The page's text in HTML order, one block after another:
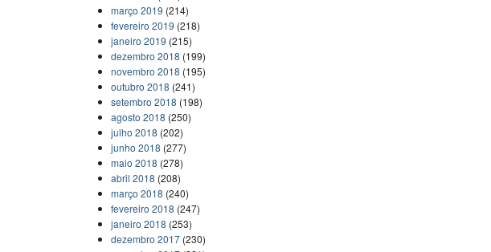
março 2019 (214)
fevereiro 2019 (218)
janeiro 2019 (215)
dezembro 2018 (199)
novembro 2018 (195)
outubro 2018 (241)
setembro 2018 (198)
agosto 2018 (250)
julho 2018 (202)
junho 2018 (277)
maio 2018 (278)
abril 2018 (208)
março 2018 (240)
fevereiro 2018 (247)
janeiro 2018 (253)
dezembro 2017 (230)